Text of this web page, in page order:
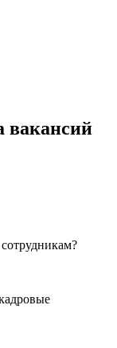
вакансий